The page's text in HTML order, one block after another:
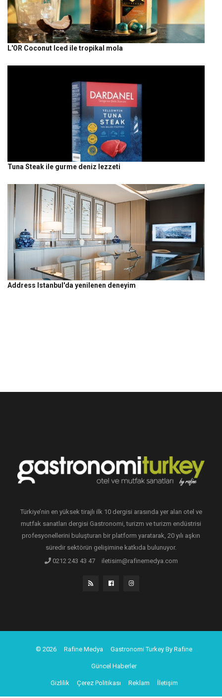
L'OR Coconut Iced ile tropikal mola
Tuna Steak ile gurme deniz lezzeti
Address Istanbul'da yenilenen deneyim
Türkiye’nin en yüksek tirajlı ilk 10 dergisi arasında yer alan otel ve
mutfak sanatları dergisi Gastronomi, turizm ve turizm endüstrisi
profesyonellerini buluşturan bir platform yaratarak, 20 yılı aşkın
süredir sektörün gelişimine katkıda bulunuyor.
0212 243 43 47
iletisim@rafinemedya.com
© 2026 Rafine Medya Gastronomi Turkey By Rafine
Güncel Haberler
Gizlilik Çerez Politikası Reklam İletişim